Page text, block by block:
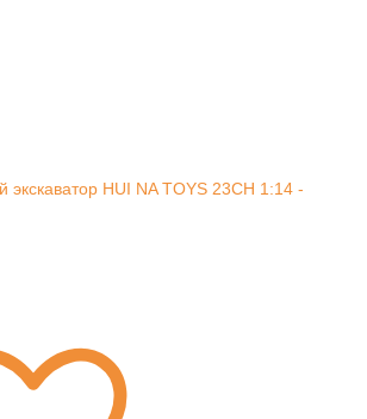
HUI NA TOYS 23CH 1:14 -